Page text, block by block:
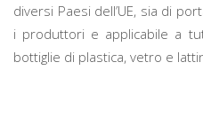
diversi Paesi dell’UE, sia di
i produttori e applicabile a
bottiglie di plastica, vetro e